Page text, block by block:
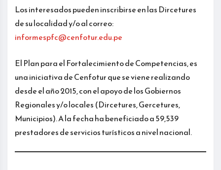
Los interesados pueden inscribirse en las Dircetures
de su localidad y/o al correo:
informespfc@cenfotur.edu.pe
El Plan para el Fortalecimiento de Competencias, es
una iniciativa de Cenfotur que se viene realizando
desde el año 2015, con el apoyo de los Gobiernos
Regionales y/o locales (Dircetures, Gercetures,
Municipios). A la fecha ha beneficiado a 59,539
prestadores de servicios turísticos a nivel nacional.